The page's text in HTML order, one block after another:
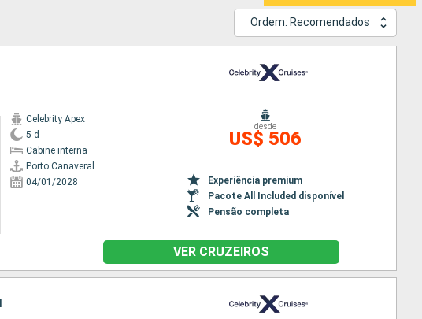
Ordem: Recomendados
Celebrity Apex
5 d
Cabine interna
Porto Canaveral
04/01/2028
desde
US$ 506
Experiência premium
Pacote All Included disponível
Pensão completa
VER CRUZEIROS